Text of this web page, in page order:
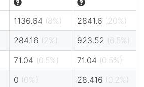
1136.64 (8%) 2841.6 (20%)
284.16 (2%) 923.52 (6.5%)
71.04 (0.5%) 71.04 (0.5%)
0 (0%) 28.416 (0.2%)